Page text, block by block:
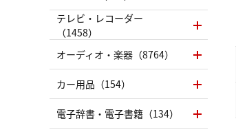
テレビ・レコーダー
（1458）
オーディオ・楽器（8764）
カー用品（154）
電子辞書・電子書籍（134）